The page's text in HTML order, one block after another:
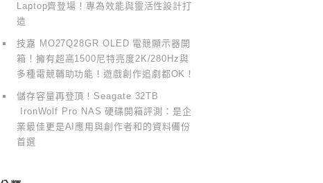
Laptop齊登場！專為效能與靈活性設計打
造
技嘉 MO27Q28GR OLED 電競顯示器開
箱！擁有超高1500尼特亮度2K/280Hz與
多種電競輔助功能！遊戲創作追劇都OK！
儲存容量再登頂！Seagate 32TB
IronWolf Pro NAS 硬碟開箱評測：是企
業最佳更是AI應用與創作者和的資料備份
首選